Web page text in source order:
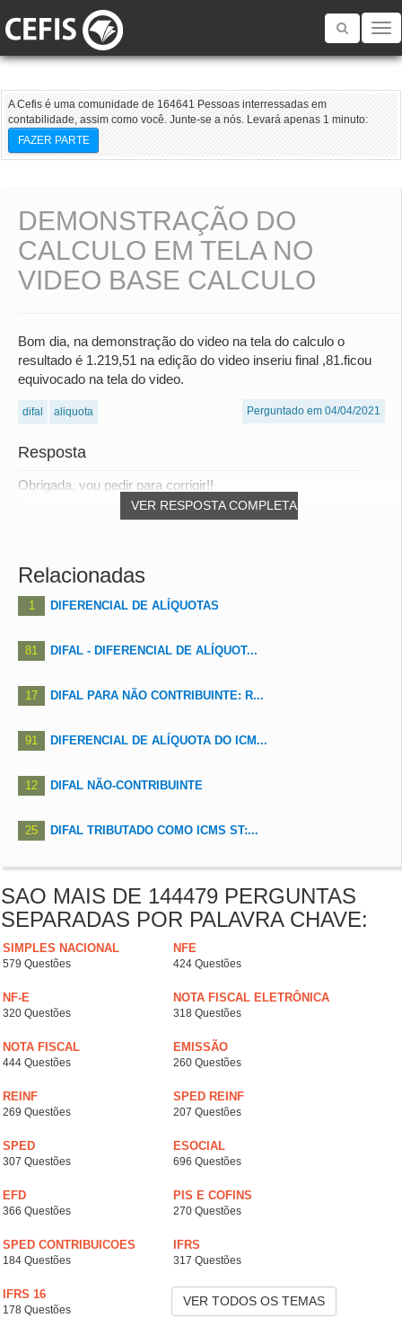
Toggle
A Cefis é uma comunidade de 164641 Pessoas interressadas em
contabilidade, assim como você. Junte-se a nós. Levará apenas 1 minuto:
FAZER PARTE
DEMONSTRAÇÃO DO
CALCULO EM TELA NO
VIDEO BASE CALCULO
Bom dia, na demonstração do video na tela do calculo o
resultado é 1.219,51 na edição do video inseriu final ,81.ficou
equivocado na tela do video.
difal aliquota Perguntado em 04/04/2021
Resposta
VER RESPOSTA COMPLETA
Obrigada, vou pedir para corrigir!!
Relacionadas
1 DIFERENCIAL DE ALÍQUOTAS
81 DIFAL - DIFERENCIAL DE ALÍQUOT...
17 DIFAL PARA NÃO CONTRIBUINTE: R...
91 DIFERENCIAL DE ALÍQUOTA DO ICM...
12 DIFAL NÃO-CONTRIBUINTE
25 DIFAL TRIBUTADO COMO ICMS ST:...
SAO MAIS DE 144479 PERGUNTAS
SEPARADAS POR PALAVRA CHAVE:
SIMPLES NACIONAL
579 Questões
NFE
424 Questões
NF-E
320 Questões
NOTA FISCAL ELETRÔNICA
318 Questões
NOTA FISCAL
444 Questões
EMISSÃO
260 Questões
REINF
269 Questões
SPED REINF
207 Questões
SPED
307 Questões
ESOCIAL
696 Questões
EFD
366 Questões
PIS E COFINS
270 Questões
SPED CONTRIBUICOES
184 Questões
IFRS
317 Questões
IFRS 16
178 Questões
VER TODOS OS TEMAS